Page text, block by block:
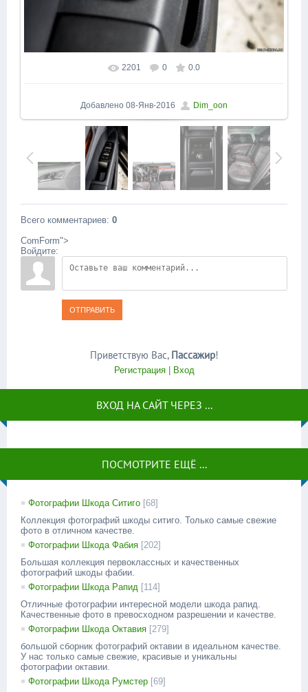
В реальном размере 1067x1600
2201 0 0.0
Добавлено 08-Янв-2016 Dim_oon
Всего комментариев: 0
ComForm">
Войдите:
ОТПРАВИТЬ
Приветствую Вас, Пассажир!
Регистрация| Вход
ВХОД НА САЙТ ЧЕРЕЗ ...
ПОСМОТРИТЕ ЕЩЁ ...
Фотографии Шкода Ситиго [68]
Коллекция фотографий шкоды ситиго. Только самые свежие
фото в отличном качестве.
Фотографии Шкода Фабия [202]
Большая коллекция первоклассных и качественных
фотографий шкоды фабии.
Фотографии Шкода Рапид [114]
Отличные фотографии интересной модели шкода рапид.
Качественные фото в превосходном разрешении и качестве.
Фотографии Шкода Октавия [279]
большой сборник фотографий октавии в идеальном качестве.
У нас только самые свежие, красивые и уникальны
фотографии октавии.
Фотографии Шкода Румстер [69]